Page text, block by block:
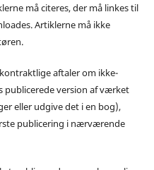
må citeres, der må linkes til
Artiklerne må ikke
aftaler om ikke-
publicerede version af værket
eller udgive det i en bog),
publicering i nærværende